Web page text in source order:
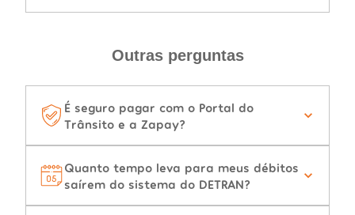
Outras perguntas
É seguro pagar com o Portal do
Trânsito e a Zapay?
Quanto tempo leva para meus débitos
saírem do sistema do DETRAN?